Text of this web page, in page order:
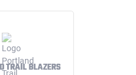
TRAIL BLAZERS